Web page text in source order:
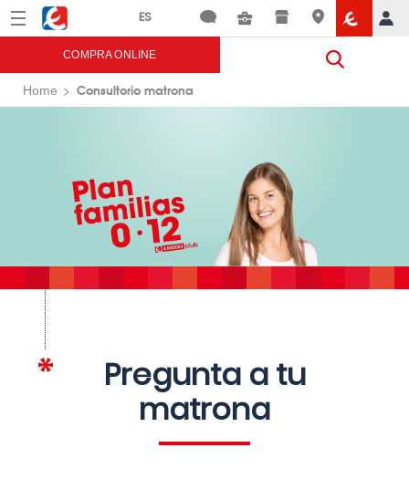
Menú Eroski
COMPRA ONLINE
Home Consultorio matrona
Pregunta a tu
matrona